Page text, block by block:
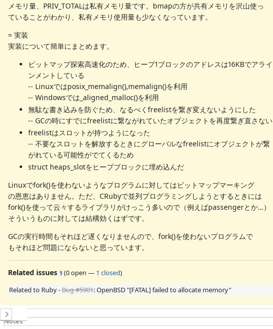
メモリ量、PRIV_TOTALは私有メモリ量です。bmapの方が共有メモリを沢山使っ
ていることがわかり、私有メモリ使用量も少なくなっています。
= 実装
実装について簡単にまとめます。
ビットマップ探索高速化のため、ヒープ1ブロックのアドレスは16KBでアライ
ンメントしている
-- Linuxではposix_memalign(),memalign()を利用
-- Windowsでは_aligned_malloc()を利用
無駄な書き込みを防ぐため、なるべくfreelistを繋ぎ変えないようにした
-- GCの時にすでにfreelistに繋ながれていたオブジェクトを再度繋ぎ直さない
freelistはスロットが持つようになった
-- 不要なスロットを解放するときにグローバルなfreelistにオブジェクトが繋
がれている可能性がでてくるため
struct heaps_slotをヒープブロックに埋め込んだ
Linuxでfork()を使わないようなプログラムに対してはビットマップマーキング
の恩恵はありません。ただ、CRubyで並列プログラミングしようとするときには
fork()を使って云々するライブラリがけっこう多いので（例えばpassengerとか…）
そういうものに対しては結構効くはずです。
GCの実行時間もそれほど遅くなりませんので、fork()を使わないプログラムで
もそれほど問題にならないと思っています。
Related issues 1 (0 open — 1 closed)
Related to Ruby -Bug #5901: OpenBSD "[FATAL] failed to allocate memory"
History
Notes